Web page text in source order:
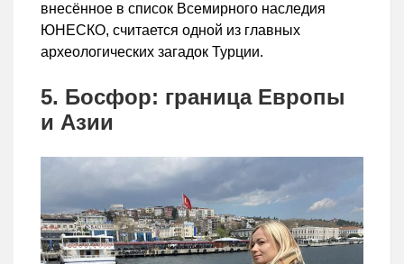
внесённое в список Всемирного наследия
ЮНЕСКО, считается одной из главных
археологических загадок Турции.
5. Босфор: граница Европы
и Азии